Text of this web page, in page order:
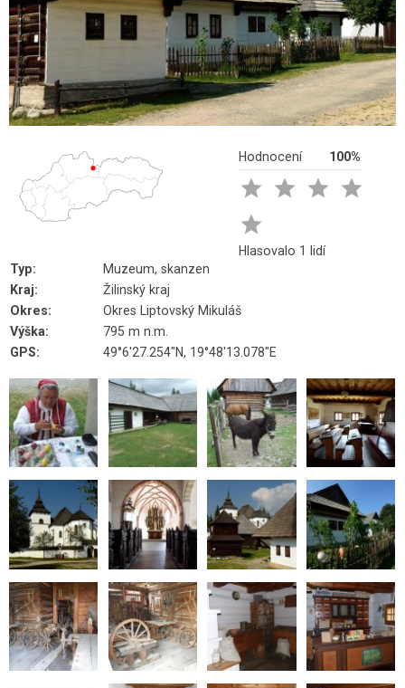
Hodnocení 100%
   

Hlasovalo 1 lidí
Typ:
Muzeum, skanzen
Kraj:
Žilinský kraj
Okres:
Okres Liptovský Mikuláš
Výška:
795 m n.m.
GPS:
49°6'27.254"N, 19°48'13.078"E